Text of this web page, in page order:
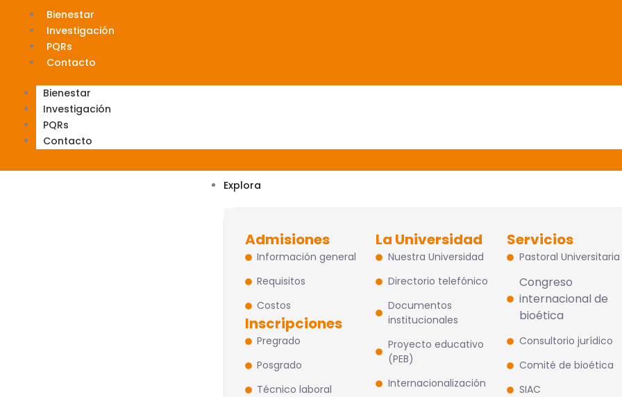
Bienestar
Investigación
PQRs
Contacto
Bienestar
Investigación
PQRs
Contacto
Explora
Admisiones
Información general
Requisitos
Costos
Inscripciones
Pregrado
Posgrado
Técnico laboral
La Universidad
Nuestra Universidad
Directorio telefónico
Documentos
institucionales
Proyecto educativo
(PEB)
Internacionalización
Servicios
Pastoral Universitaria
Congreso
internacional de
bioética
Consultorio jurídico
Comité de bioética
SIAC